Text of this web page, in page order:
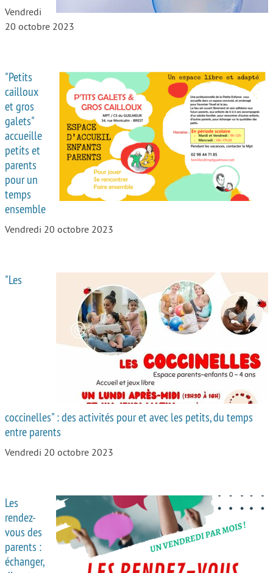
Vendredi
20 octobre 2023
"Petits
cailloux
et gros
galets"
accueille
petits et
parents
pour un
temps
ensemble
Vendredi 20 octobre 2023
"Les
coccinelles" : des activités pour et avec les petits, du temps
entre parents
Vendredi 20 octobre 2023
Les
rendez-
vous des
parents :
échanger,